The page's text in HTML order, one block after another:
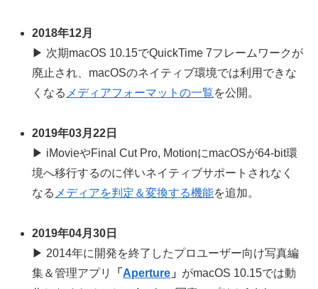
2018年12月
▶ 次期macOS 10.15でQuickTime 7フレームワークが
廃止され、macOSのネイティブ環境では利用できな
くなる メディアフォーマットの一覧を公開。
2019年03月22日
▶ iMovieやFinal Cut Pro, MotionにmacOSが64-bit環
境へ移行するのに伴いネイティブサポートされなく
なる メディアを判定＆変換する機能を追加。
2019年04月30日
▶ 2014年に開発を終了したプロユーザー向け写真編
集＆管理アプリ
「 Aperture 」 がmacOS 10.15では動